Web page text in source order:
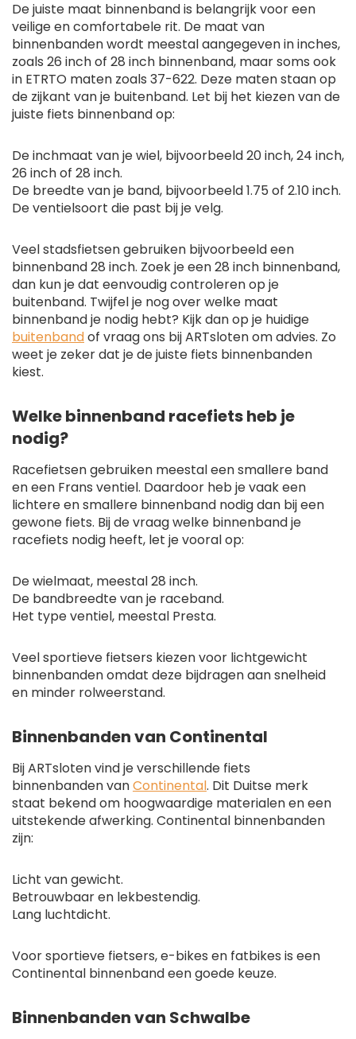
De juiste maat binnenband is belangrijk voor een
veilige en comfortabele rit. De maat van
binnenbanden wordt meestal aangegeven in inches,
zoals 26 inch of 28 inch binnenband, maar soms ook
in ETRTO maten zoals 37-622. Deze maten staan op
de zijkant van je buitenband. Let bij het kiezen van de
juiste fiets binnenband op:
De inchmaat van je wiel, bijvoorbeeld 20 inch, 24 inch,
26 inch of 28 inch.
De breedte van je band, bijvoorbeeld 1.75 of 2.10 inch.
De ventielsoort die past bij je velg.
Veel stadsfietsen gebruiken bijvoorbeeld een
binnenband 28 inch. Zoek je een 28 inch binnenband,
dan kun je dat eenvoudig controleren op je
buitenband. Twijfel je nog over welke maat
binnenband je nodig hebt? Kijk dan op je huidige
buitenbandof vraag ons bij ARTsloten om advies. Zo
weet je zeker dat je de juiste fiets binnenbanden
kiest.
Welke binnenband racefiets heb je
nodig?
Racefietsen gebruiken meestal een smallere band
en een Frans ventiel. Daardoor heb je vaak een
lichtere en smallere binnenband nodig dan bij een
gewone fiets. Bij de vraag welke binnenband je
racefiets nodig heeft, let je vooral op:
De wielmaat, meestal 28 inch.
De bandbreedte van je raceband.
Het type ventiel, meestal Presta.
Veel sportieve fietsers kiezen voor lichtgewicht
binnenbanden omdat deze bijdragen aan snelheid
en minder rolweerstand.
Binnenbanden van Continental
Bij ARTsloten vind je verschillende fiets
binnenbanden vanContinental. Dit Duitse merk
staat bekend om hoogwaardige materialen en een
uitstekende afwerking. Continental binnenbanden
zijn:
Licht van gewicht.
Betrouwbaar en lekbestendig.
Lang luchtdicht.
Voor sportieve fietsers, e-bikes en fatbikes is een
Continental binnenband een goede keuze.
Binnenbanden van Schwalbe